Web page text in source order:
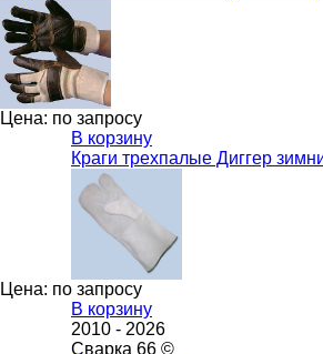
Цена: по запросу
В корзину
Краги трехпалые Диггер
Цена: по запросу
В корзину
2010 - 2026
Сварка 66 ©